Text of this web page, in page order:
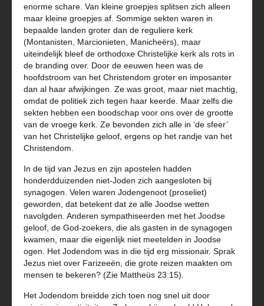
enorme schare. Van kleine groepjes splitsen zich alleen
maar kleine groepjes af. Sommige sekten waren in
bepaalde landen groter dan de reguliere kerk
(Montanisten, Marcionieten, Manicheërs), maar
uiteindelijk bleef de orthodoxe Christelijke kerk als rots in
de branding over. Door de eeuwen heen was de
hoofdstroom van het Christendom groter en imposanter
dan al haar afwijkingen. Ze was groot, maar niet machtig,
omdat de politiek zich tegen haar keerde. Maar zelfs die
sekten hebben een boodschap voor ons over de grootte
van de vroege kerk. Ze bevonden zich alle in ‘de sfeer’
van het Christelijke geloof, ergens op het randje van het
Christendom.
In de tijd van Jezus en zijn apostelen hadden
honderdduizenden niet-Joden zich aangesloten bij
synagogen. Velen waren Jodengenoot (proseliet)
geworden, dat betekent dat ze alle Joodse wetten
navolgden. Anderen sympathiseerden met het Joodse
geloof, de God-zoekers, die als gasten in de synagogen
kwamen, maar die eigenlijk niet meetelden in Joodse
ogen. Het Jodendom was in die tijd erg missionair. Sprak
Jezus niet over Farizeeën, die grote reizen maakten om
mensen te bekeren? (Zie Mattheüs 23:15).
Het Jodendom breidde zich toen nog snel uit door